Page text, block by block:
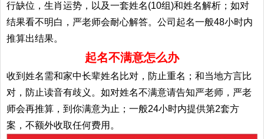
行缺位，生肖运势，以及一套姓名(10组)和姓名解析；如对
结果看不明白，严老师会耐心解答。公司起名一般48小时内
推算出结果。
起名不满意怎么办
收到姓名需和家中长辈姓名比对，防止重名；和当地方言比
对，防止读音有歧义。如对姓名不满意请告知严老师，严老
师会再推算，到你满意为止；一般24小时内提供第2套方
案，不额外收取任何费用。